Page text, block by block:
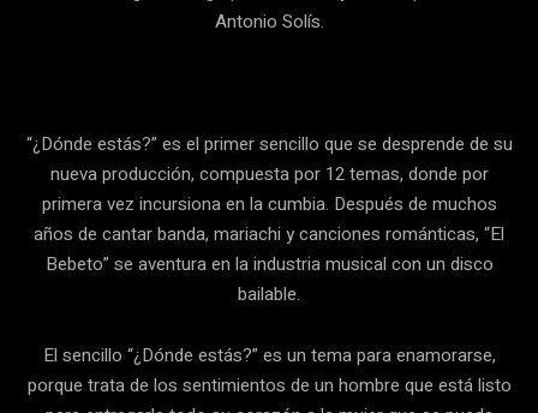
Antonio Solís.
“¿Dónde estás?” es el primer sencillo que se desprende de su
nueva producción, compuesta por 12 temas, donde por
primera vez incursiona en la cumbia. Después de muchos
años de cantar banda, mariachi y canciones románticas, “El
Bebeto” se aventura en la industria musical con un disco
bailable.
El sencillo “¿Dónde estás?” es un tema para enamorarse,
porque trata de los sentimientos de un hombre que está listo